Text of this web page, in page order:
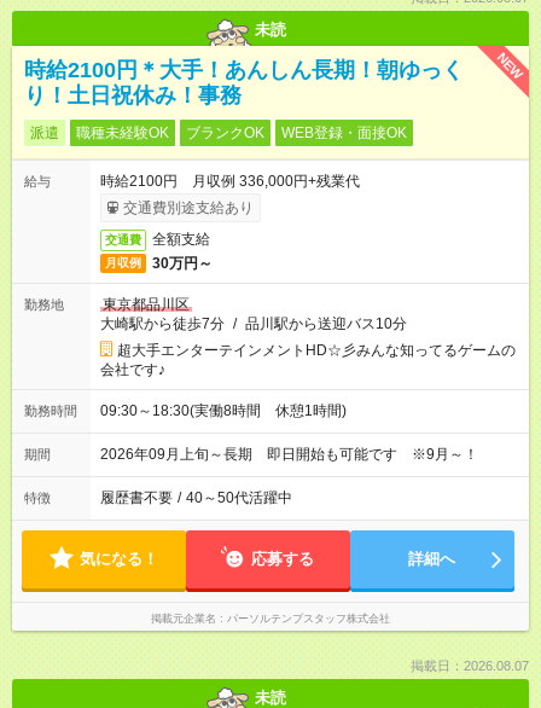
未読
NEW
時給2100円＊大手！あんしん長期！朝ゆっく
り！土日祝休み！事務
派遣 職種未経験OK ブランクOK WEB登録・面接OK
給与
時給2100円 月収例 336,000円+残業代
交通費別途支給あり
交通費 全額支給
月収例 30万円～
勤務地
東京都品川区
大崎駅から徒歩7分 / 品川駅から送迎バス10分
超大手エンターテインメントHD☆彡みんな知ってるゲームの
会社です♪
勤務時間 09:30～18:30(実働8時間 休憩1時間)
期間 2026年09月上旬～長期 即日開始も可能です ※9月～！
特徴 履歴書不要 / 40～50代活躍中
気になる！ 応募する 詳細へ
掲載元企業名 パーソルテンプスタッフ株式会社
掲載日：2026.08.07
未読